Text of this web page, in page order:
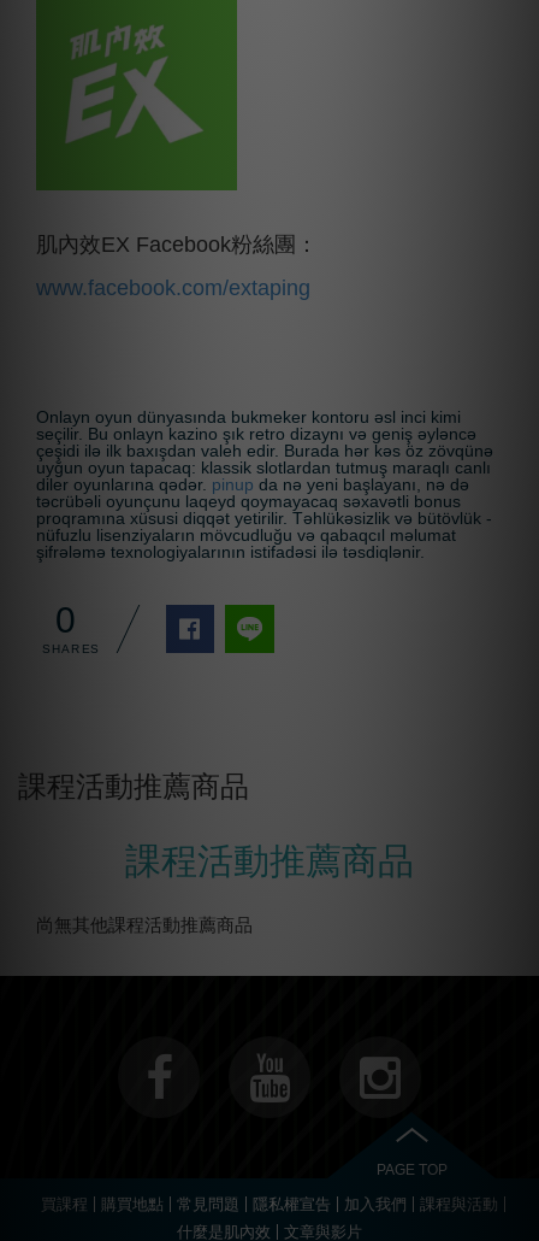
肌內效EX Facebook粉絲團：
www.facebook.com/extaping
Onlayn oyun dünyasında bukmeker kontoru əsl inci kimi
seçilir. Bu onlayn kazino şık retro dizaynı və geniş əyləncə
çeşidi ilə ilk baxışdan valeh edir. Burada hər kəs öz zövqünə
uyğun oyun tapacaq: klassik slotlardan tutmuş maraqlı canlı
diler oyunlarına qədər. pinup da nə yeni başlayanı, nə də
təcrübəli oyunçunu laqeyd qoymayacaq səxavətli bonus
proqramına xüsusi diqqət yetirilir. Təhlükəsizlik və bütövlük -
nüfuzlu lisenziyaların mövcudluğu və qabaqcıl məlumat
şifrələmə texnologiyalarının istifadəsi ilə təsdiqlənir.
0
課程活動推薦商品
課程活動推薦商品
尚無其他課程活動推薦商品
PAGE TOP
買課程 購買地點 常見問題 隱私權宣告 加入我們
課程與活動
什麼是肌內效
文章與影片